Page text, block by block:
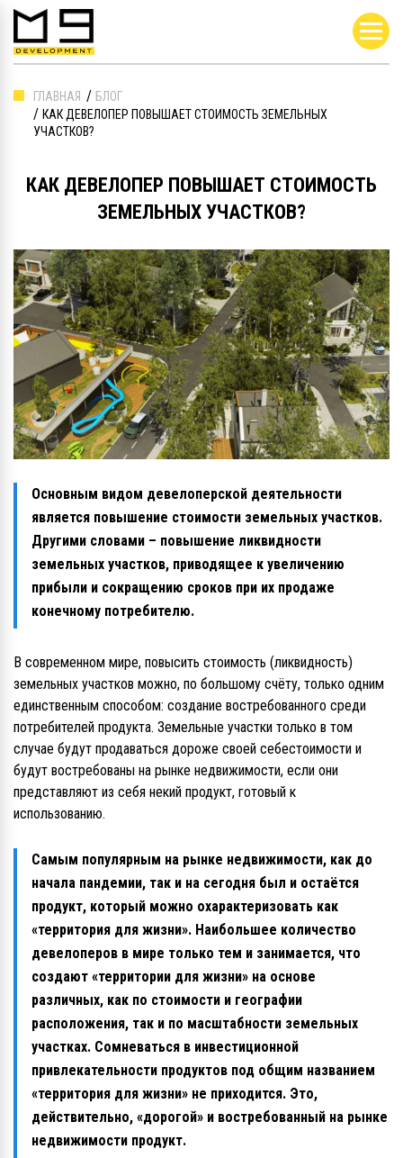
ГЛАВНАЯ
БЛОГ
КАК ДЕВЕЛОПЕР ПОВЫШАЕТ СТОИМОСТЬ ЗЕМЕЛЬНЫХ
УЧАСТКОВ?
КАК ДЕВЕЛОПЕР ПОВЫШАЕТ СТОИМОСТЬ
ЗЕМЕЛЬНЫХ УЧАСТКОВ?
Основным видом девелоперской деятельности
является повышение стоимости земельных участков.
Другими словами – повышение ликвидности
земельных участков, приводящее к увеличению
прибыли и сокращению сроков при их продаже
конечному потребителю.
В современном мире, повысить стоимость (ликвидность)
земельных участков можно, по большому счёту, только одним
единственным способом: создание востребованного среди
потребителей продукта. Земельные участки только в том
случае будут продаваться дороже своей себестоимости и
будут востребованы на рынке недвижимости, если они
представляют из себя некий продукт, готовый к
использованию.
Самым популярным на рынке недвижимости, как до
начала пандемии, так и на сегодня был и остаётся
продукт, который можно охарактеризовать как
«территория для жизни». Наибольшее количество
девелоперов в мире только тем и занимается, что
создают «территории для жизни» на основе
различных, как по стоимости и географии
расположения, так и по масштабности земельных
участках. Сомневаться в инвестиционной
привлекательности продуктов под общим названием
«территория для жизни» не приходится. Это,
действительно, «дорогой» и востребованный на рынке
недвижимости продукт.